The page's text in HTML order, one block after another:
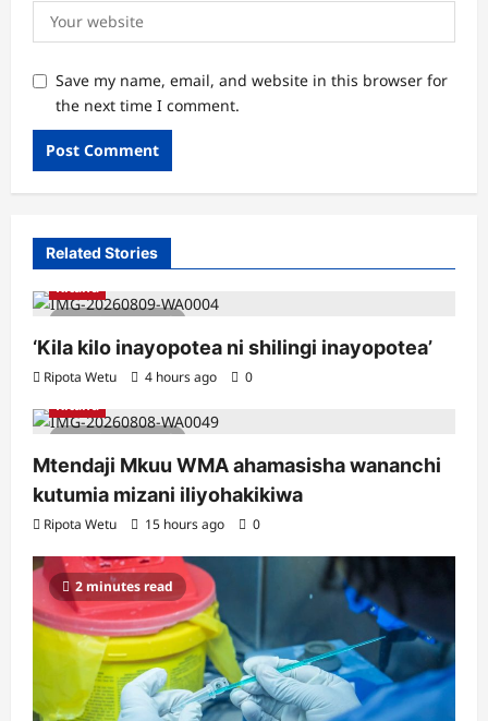
Save my name, email, and website in this browser for
the next time I comment.
Related Stories
2 minutes read
Kitaifa
‘Kila kilo inayopotea ni shilingi inayopotea’
Ripota Wetu 4 hours ago 0
3 minutes read
Kitaifa
Mtendaji Mkuu WMA ahamasisha wananchi
kutumia mizani iliyohakikiwa
Ripota Wetu 15 hours ago 0
2 minutes read